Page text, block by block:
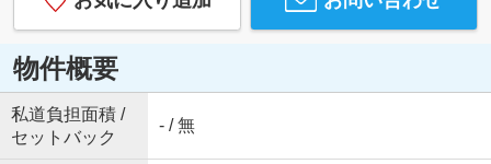
物件概要
私道負担面積 /
セットバック
- / 無